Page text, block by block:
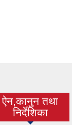
ऐन,कानुन तथा
निर्देशिका
(active tab)